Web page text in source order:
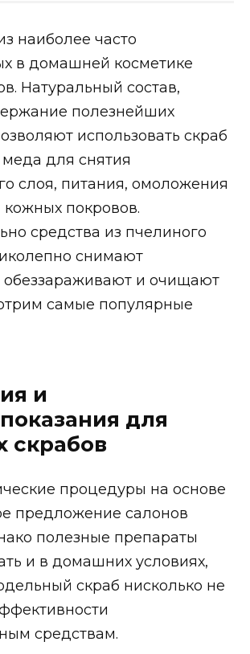
наиболее часто
в домашней косметике
Натуральный состав,
полезнейших
использовать скраб
для снятия
слоя, питания, омоложения
покровов.
средства из пчелиного
снимают
обеззараживают и очищают
самые популярные
и
для
скрабов
процедуры на основе
предложение салонов
полезные препараты
и в домашних условиях,
скраб нисколько не
средствам.